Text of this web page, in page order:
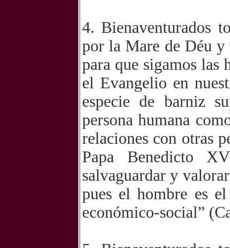
4. Bienaventurados
por la Mare de Déu y
para que sigamos las
el Evangelio en
especie de barniz
persona humana
relaciones con otras
Papa Benedicto
salvaguardar y
pues el hombre es
económico-social”